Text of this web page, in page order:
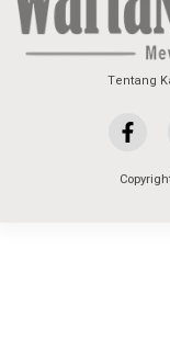
Tentang